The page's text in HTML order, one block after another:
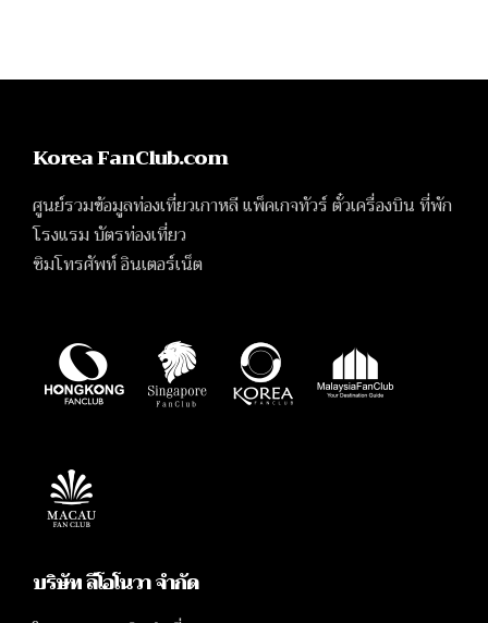
Korea FanClub.com
ศูนย์รวมข้อมูลท่องเที่ยวเกาหลี แพ็คเกจทัวร์ ตั๋วเครื่องบิน ที่พัก
โรงแรม บัตรท่องเที่ยว
ซิมโทรศัพท์ อินเตอร์เน็ต
บริษัท ลีโอโนวา จำกัด